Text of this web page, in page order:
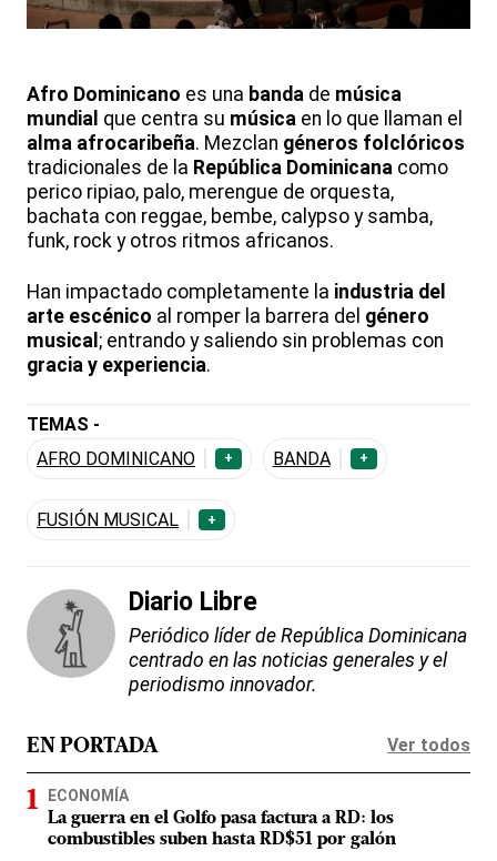
Afro Dominicano es una banda de música
mundial que centra su música en lo que llaman el
alma afrocaribeña. Mezclan géneros folclóricos
tradicionales de la República Dominicana como
perico ripiao, palo, merengue de orquesta,
bachata con reggae, bembe, calypso y samba,
funk, rock y otros ritmos africanos.
Han impactado completamente la industria del
arte escénico al romper la barrera del género
musical ; entrando y saliendo sin problemas con
gracia y experiencia.
TEMAS -
AFRO DOMINICANO
+ BANDA +
FUSIÓN MUSICAL +
Diario Libre
Periódico líder de República Dominicana
centrado en las noticias generales y el
periodismo innovador.
EN PORTADA Ver todos
ECONOMÍA
La guerra en el Golfo pasa factura a RD: los
combustibles suben hasta RD$51 por galón